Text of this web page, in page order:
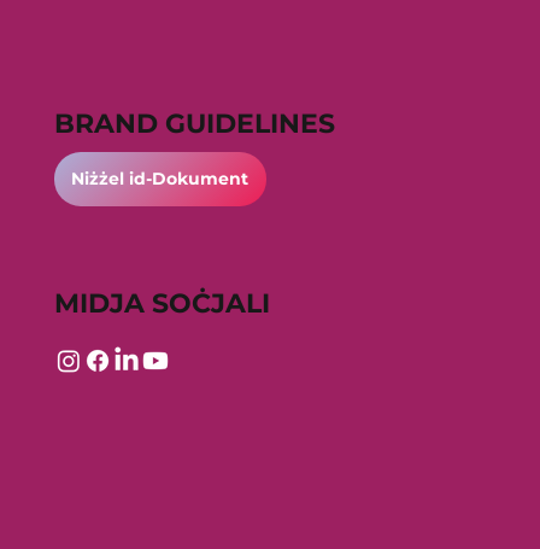
MIDJA SOĊJALI
BRAND GUIDELINES
Niżżel id-Dokument